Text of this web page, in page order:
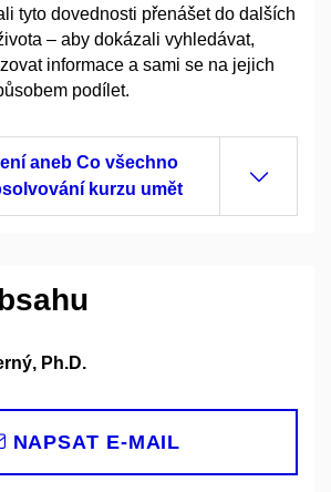
tyto dovednosti přenášet do dalších
– aby dokázali vyhledávat,
informace a sami se na jejich
podílet.
aneb Co všechno
kurzu umět
Ph.D.
NAPSAT E-MAIL